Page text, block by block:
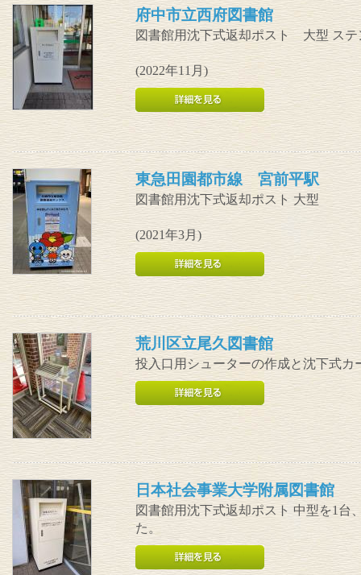
府中市立西府図書館
図書館用沈下式返却ポスト 大型 ステ
(2022年11月)
東急田園都市線 宮前平駅
図書館用沈下式返却ポスト 大型
(2021年3月)
荒川区立尾久図書館
投入口用シューターの作成と沈下式カ
日本社会事業大学附属図書館
図書館用沈下式返却ポスト 中型を1台
た。